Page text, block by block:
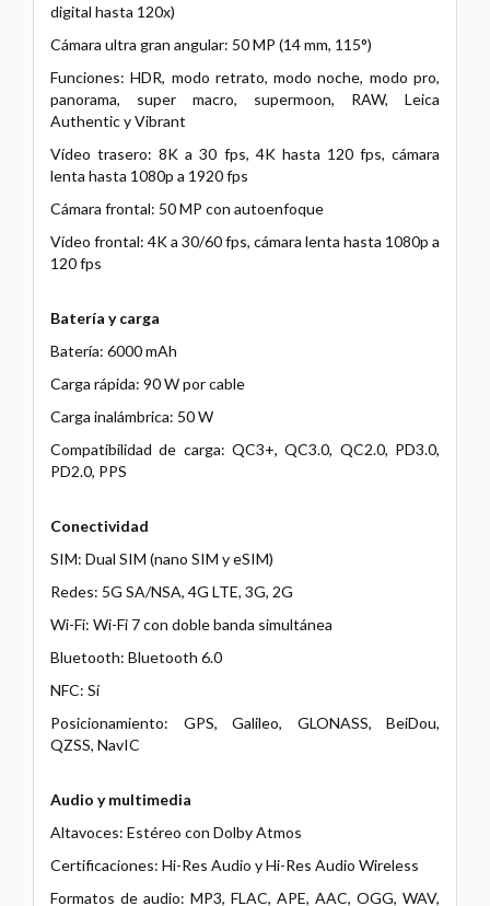
digital hasta 120x)
Cámara ultra gran angular: 50 MP (14 mm, 115°)
Funciones: HDR, modo retrato, modo noche, modo pro,
panorama, super macro, supermoon, RAW, Leica
Authentic y Vibrant
Vídeo trasero: 8K a 30 fps, 4K hasta 120 fps, cámara
lenta hasta 1080p a 1920 fps
Cámara frontal: 50 MP con autoenfoque
Vídeo frontal: 4K a 30/60 fps, cámara lenta hasta 1080p a
120 fps
Batería y carga
Batería: 6000 mAh
Carga rápida: 90 W por cable
Carga inalámbrica: 50 W
Compatibilidad de carga: QC3+, QC3.0, QC2.0, PD3.0,
PD2.0, PPS
Conectividad
SIM: Dual SIM (nano SIM y eSIM)
Redes: 5G SA/NSA, 4G LTE, 3G, 2G
Wi-Fi: Wi-Fi 7 con doble banda simultánea
Bluetooth: Bluetooth 6.0
NFC: Sí
Posicionamiento: GPS, Galileo, GLONASS, BeiDou,
QZSS, NavIC
Audio y multimedia
Altavoces: Estéreo con Dolby Atmos
Certificaciones: Hi-Res Audio y Hi-Res Audio Wireless
Formatos de audio: MP3, FLAC, APE, AAC, OGG, WAV,